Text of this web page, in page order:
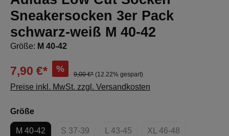
Sneakersocken 3er Pack
schwarz-weiß M 40-42
Größe: M 40-42
7,90 €* %
9,00 €* (12.22% gespart)
Preise inkl. MwSt. zzgl. Versandkosten
Größeauswählen
M 40-42 S 37-39 L 43-45 XL 46-48